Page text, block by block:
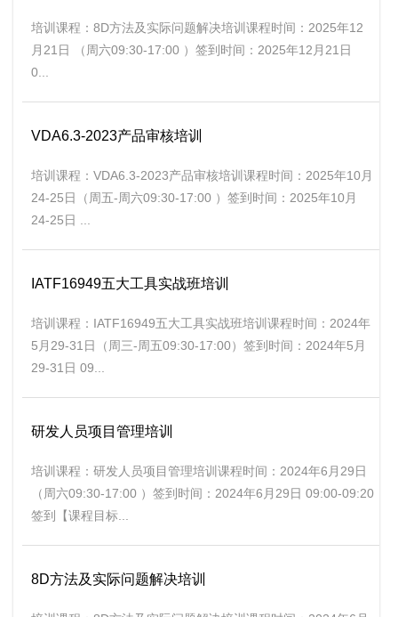
培训课程：8D方法及实际问题解决培训课程时间：2025年12
月21日 （周六09:30-17:00 ）签到时间：2025年12月21日
0...
VDA6.3-2023产品审核培训
培训课程：VDA6.3-2023产品审核培训课程时间：2025年10月
24-25日（周五-周六09:30-17:00 ）签到时间：2025年10月
24-25日 ...
IATF16949五大工具实战班培训
培训课程：IATF16949五大工具实战班培训课程时间：2024年
5月29-31日（周三-周五09:30-17:00）签到时间：2024年5月
29-31日 09...
研发人员项目管理培训
培训课程：研发人员项目管理培训课程时间：2024年6月29日
（周六09:30-17:00 ）签到时间：2024年6月29日 09:00-09:20
签到【课程目标...
8D方法及实际问题解决培训